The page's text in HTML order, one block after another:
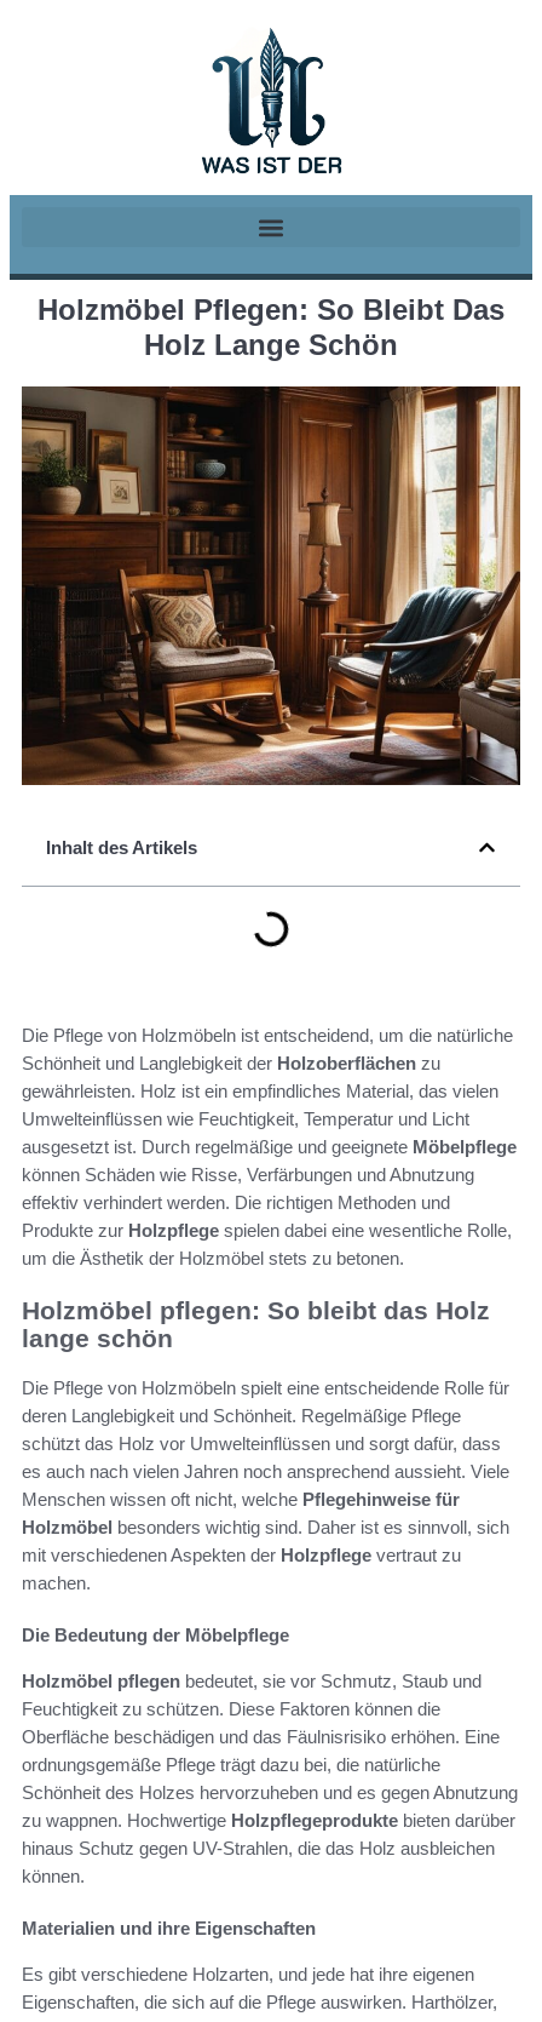
Holzmöbel Pflegen: So Bleibt Das
Holz Lange Schön
Inhalt des Artikels
Die Pflege von Holzmöbeln ist entscheidend, um die natürliche
Schönheit und Langlebigkeit der Holzoberflächen zu
gewährleisten. Holz ist ein empfindliches Material, das vielen
Umwelteinflüssen wie Feuchtigkeit, Temperatur und Licht
ausgesetzt ist. Durch regelmäßige und geeignete Möbelpflege
können Schäden wie Risse, Verfärbungen und Abnutzung
effektiv verhindert werden. Die richtigen Methoden und
Produkte zur Holzpflege spielen dabei eine wesentliche Rolle,
um die Ästhetik der Holzmöbel stets zu betonen.
Holzmöbel pflegen: So bleibt das Holz
lange schön
Die Pflege von Holzmöbeln spielt eine entscheidende Rolle für
deren Langlebigkeit und Schönheit. Regelmäßige Pflege
schützt das Holz vor Umwelteinflüssen und sorgt dafür, dass
es auch nach vielen Jahren noch ansprechend aussieht. Viele
Menschen wissen oft nicht, welche Pflegehinweise für
Holzmöbel besonders wichtig sind. Daher ist es sinnvoll, sich
mit verschiedenen Aspekten der Holzpflege vertraut zu
machen.
Die Bedeutung der Möbelpflege
Holzmöbel pflegen bedeutet, sie vor Schmutz, Staub und
Feuchtigkeit zu schützen. Diese Faktoren können die
Oberfläche beschädigen und das Fäulnisrisiko erhöhen. Eine
ordnungsgemäße Pflege trägt dazu bei, die natürliche
Schönheit des Holzes hervorzuheben und es gegen Abnutzung
zu wappnen. Hochwertige Holzpflegeprodukte bieten darüber
hinaus Schutz gegen UV-Strahlen, die das Holz ausbleichen
können.
Materialien und ihre Eigenschaften
Es gibt verschiedene Holzarten, und jede hat ihre eigenen
Eigenschaften, die sich auf die Pflege auswirken. Harthölzer,